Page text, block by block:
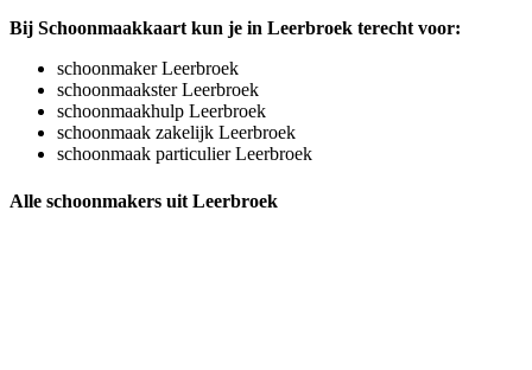
Bij Schoonmaakkaart kun je in Leerbroek terecht voor:
schoonmaker Leerbroek
schoonmaakster Leerbroek
schoonmaakhulp Leerbroek
schoonmaak zakelijk Leerbroek
schoonmaak particulier Leerbroek
Alle schoonmakers uit Leerbroek